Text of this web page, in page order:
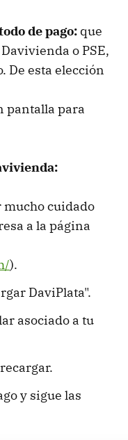
de pago: que
o PSE,
De esta elección
pantalla para
mucho cuidado
a la página
).
DaviPlata".
asociado a tu
y sigue las